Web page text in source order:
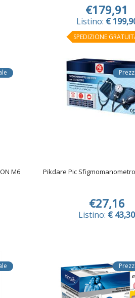
€179,91
Listino: €
SPEDIZIONE
M6
Pikdare Pic
€27,16
Listino: € 43,30